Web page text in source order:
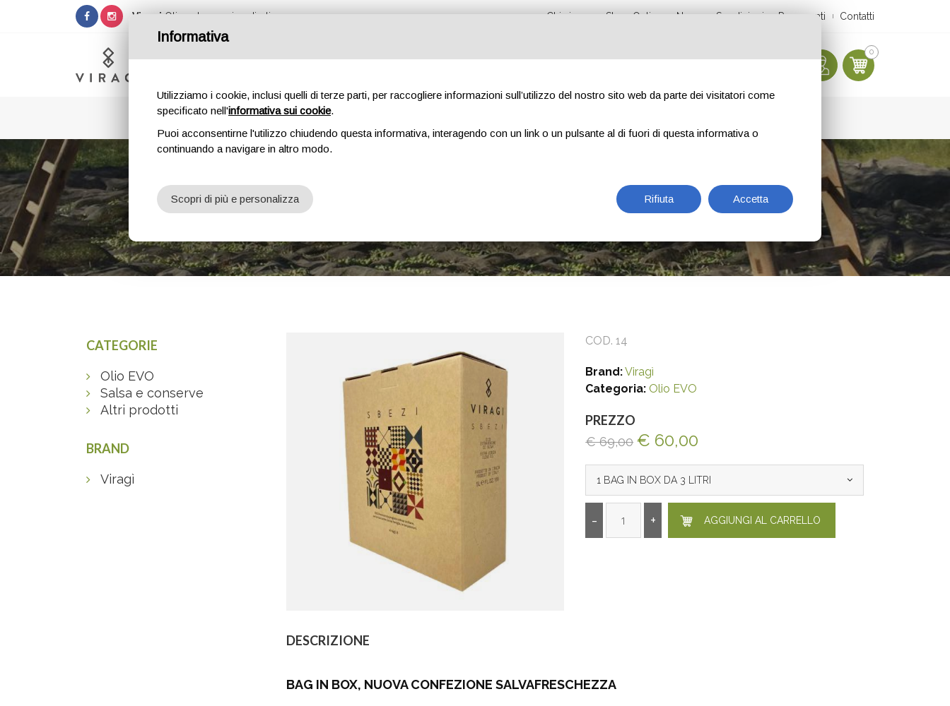
Viragi Olio extra vergine di oliva Chi siamo Shop Online News Spedizioni Pagamenti Contatti
0
SBEZI BAG IN BOX - PRODUZIONE 2025
CATEGORIE
Olio EVO
Salsa e conserve
Altri prodotti
BRAND
Viragì
COD. 14
Brand:Viragì
Categoria: Olio EVO
PREZZO
€ 69,00 € 60,00
1 BAG IN BOX DA 3 LITRI
DESCRIZIONE
BAG IN BOX, NUOVA CONFEZIONE SALVAFRESCHEZZA
Informativa
Utilizziamo i cookie, inclusi quelli di terze parti, per raccogliere informazioni sull’utilizzo del nostro sito web da parte dei visitatori come
specificato nell'informativa sui cookie.
Puoi acconsentirne l'utilizzo chiudendo questa informativa, interagendo con un link o un pulsante al di fuori di questa informativa o
continuando a navigare in altro modo.
Rifiuta Accetta
Scopri di più e personalizza